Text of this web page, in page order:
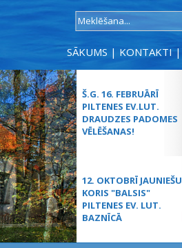
SĀKUMS | KONTAKTI|
Š.G. 16. FEBRUĀRĪ
PILTENES EV.LUT.
DRAUDZES PADOMES
VĒLĒŠANAS!
12. OKTOBRĪ JAUNIEŠU
KORIS "BALSIS"
PILTENES EV. LUT.
BAZNĪCĀ